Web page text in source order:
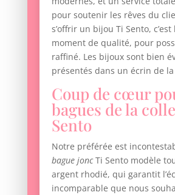
pour soutenir les rêves du
s’offrir un bijou Ti Sento, c’est
moment de qualité, pour
raffiné. Les bijoux sont bien
présentés dans un écrin de
Coup de cœur
bagues de la
Sento
Notre préférée est
bague joncTi Sento modèle
argent rhodié, qui garantit
incomparable que nous